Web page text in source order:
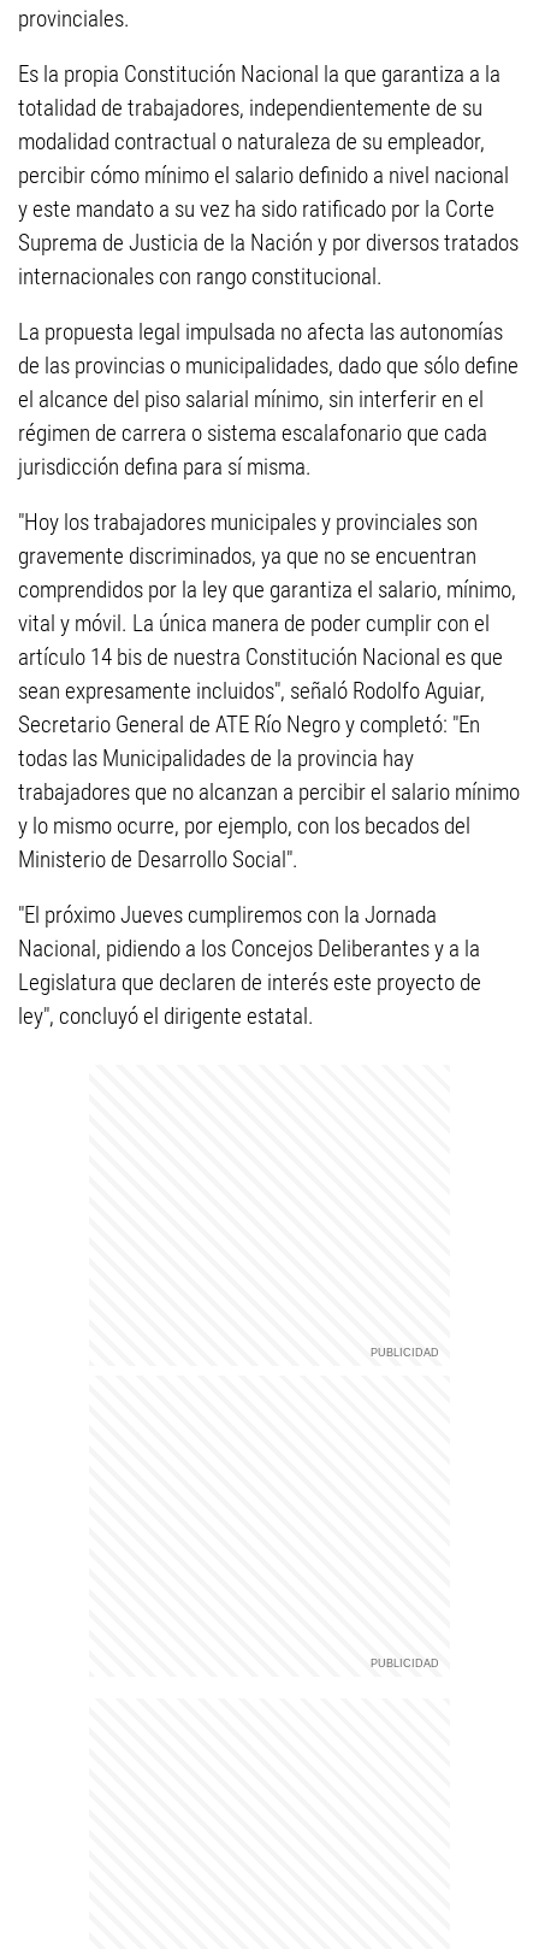
provinciales.
Es la propia Constitución Nacional la que garantiza a la
totalidad de trabajadores, independientemente de su
modalidad contractual o naturaleza de su empleador,
percibir cómo mínimo el salario definido a nivel nacional
y este mandato a su vez ha sido ratificado por la Corte
Suprema de Justicia de la Nación ‎y por diversos tratados
internacionales con rango constitucional.
La propuesta legal impulsada no afecta las autonomías
de las provincias o municipalidades, dado que sólo define
el alcance del piso salarial mínimo, sin interferir en el
régimen de carrera o sistema escalafonario que cada
jurisdicción defina para sí misma.
"‎Hoy los trabajadores municipales y provinciales son
gravemente discriminados, ya que no se encuentran
comprendidos por la ley que garantiza el salario, mínimo,
vital y móvil. La única manera de poder cumplir con el
artículo 14 bis de nuestra Constitución Nacional es que
sean expresamente incluidos", señaló Rodolfo Aguiar,
Secretario General de ATE Río Negro y completó: "En
todas las Municipalidades de la provincia hay
trabajadores que no alcanzan a percibir el salario mínimo
y lo mismo ocurre, por ejemplo, con los becados del
Ministerio de Desarrollo Social".
"El próximo Jueves cumpliremos con la Jornada
Nacional, pidiendo a los Concejos Deliberantes ‎y a la
Legislatura que declaren de interés este proyecto de
ley", concluyó el dirigente estatal.